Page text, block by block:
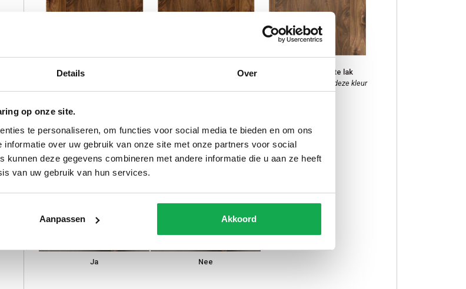
Details Over
op onze site.
te personaliseren, om functies voor social media te bieden en om ons
over uw gebruik van onze site met onze partners voor social
kunnen deze gegevens combineren met andere informatie die u aan ze heeft
van uw gebruik van hun services.
Aanpassen Akkoord
Noten olie
Noten ultra matte lak
Kies notenhout voor deze kleur
Ja Nee